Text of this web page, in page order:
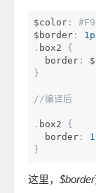
$color :
$border :
. box2 {
  border
:
}
//编译后
. box2 {
  border
:
}
这里， $border